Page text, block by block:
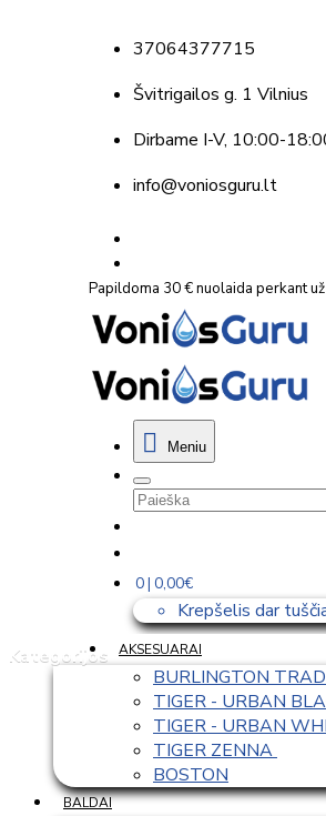
37064377715
Švitrigailos g. 1 Vilnius
Dirbame I-V, 10:00-
info@voniosguru.lt
Papildoma 30 € nuolaida perkant
Meniu
0 | 0,00€
Krepšelis dar
Kategorijos
AKSESUARAI
BURLINGTON
TIGER - URBAN
TIGER - URBAN
TIGER ZENNA
BOSTON
BALDAI